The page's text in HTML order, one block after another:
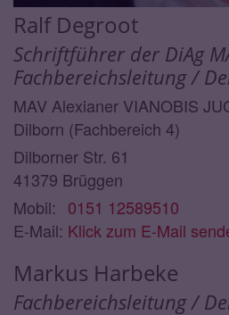
Ralf Degroot
Schriftführer der DiAg
Fachbereichsleitung /
MAV Alexianer VIANOBIS
Dilborn (Fachbereich 4)
Dilborner Str. 61
41379 Brüggen
Mobil:
0151 12589510
E-Mail: Klick zum E-Mail
Markus Harbeke
Fachbereichsleitung /